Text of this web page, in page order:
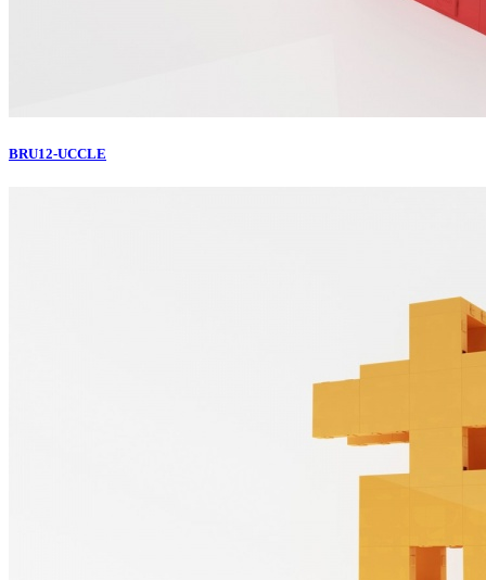
BRU12-UCCLE